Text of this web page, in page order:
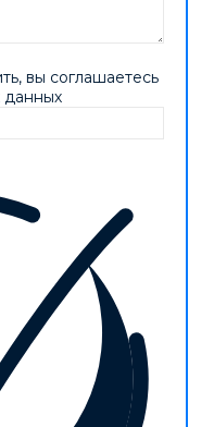
вы соглашаетесь
данных